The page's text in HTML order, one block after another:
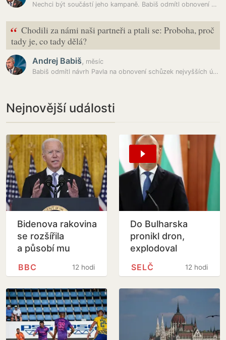
Nechci být součástí jeho kampaně. Babiš odmítl obnovení schůzek s…
“ Chodili za námi naši partneři a ptali se: Proboha, proč
tady je, co tady dělá?
Andrej Babiš, měsíc
Babiš odmítl návrh Pavla na obnovení schůzek nejvyšších ústavních…
Nejnovější události
Bidenova rakovina
se rozšířila
a působí mu
12 hodin
BBC
Do Bulharska
pronikl dron,
explodoval
kilometr od
plynovodu
12 hodin
SELČ